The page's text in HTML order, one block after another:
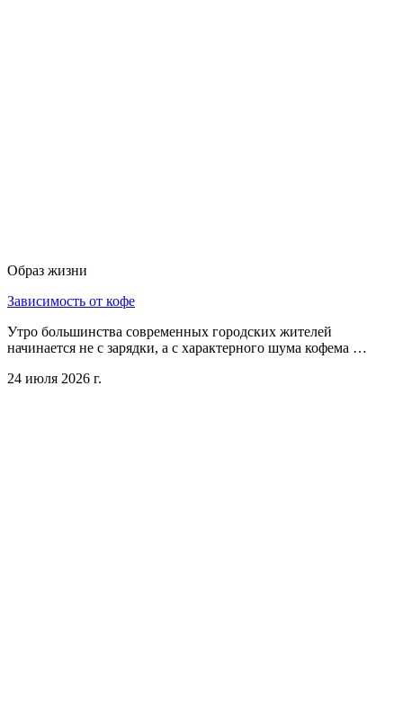
Образ жизни
Зависимость от кофе
Утро большинства современных городских жителей
начинается не с зарядки, а с характерного шума кофема …
24 июля 2026 г.